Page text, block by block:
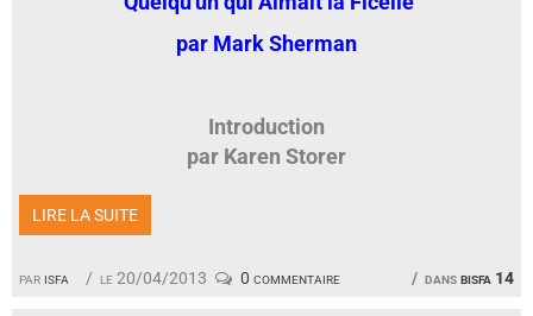
par isfa le 20/04/2013 dansbisfa 14
0 commentaire
par Mark Sherman
Introduction
par Karen Storer
LIRE LA SUITE